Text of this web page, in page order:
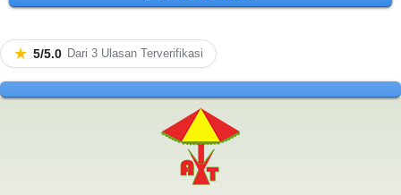
★ 5/5.0 Dari 3 Ulasan Terverifikasi